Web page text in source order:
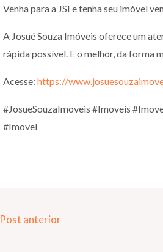
Venha para a JSI e tenha seu imóvel
A Josué Souza Imóveis oferece um
rápida possível. E o melhor, da forma
Acesse: https://
#JosueSouzaImoveis #Imoveis
#Imovel
Post anterior